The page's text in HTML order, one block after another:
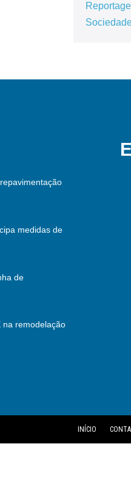
medidas de
de
na remodelação
INÍCIO